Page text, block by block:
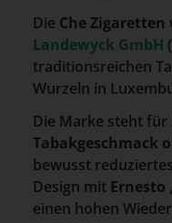
Die Che Zigaretten
Landewyck GmbH
traditionsreichen
Wurzeln in
Die Marke steht für
Tabakgeschmack
bewusst
Design mit Ernesto
einen hohen